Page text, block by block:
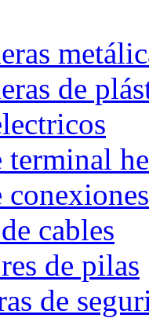
de
terminal
cables
de pilas
de